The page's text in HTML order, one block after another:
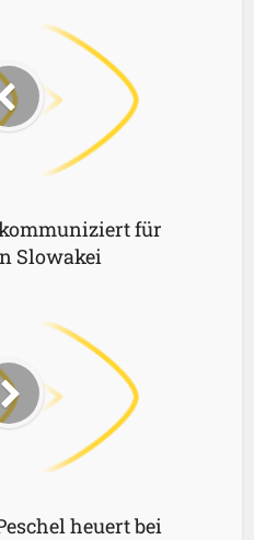
kommuniziert für
Slowakei
heuert bei